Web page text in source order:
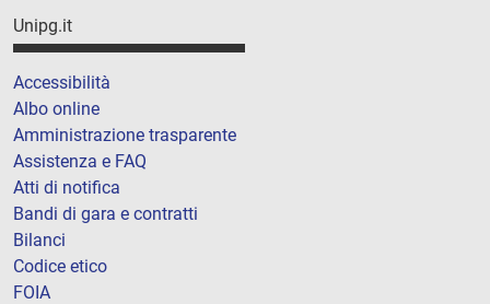
Unipg.it
Accessibilità
Albo online
Amministrazione trasparente
Assistenza e FAQ
Atti di notifica
Bandi di gara e contratti
Bilanci
Codice etico
FOIA